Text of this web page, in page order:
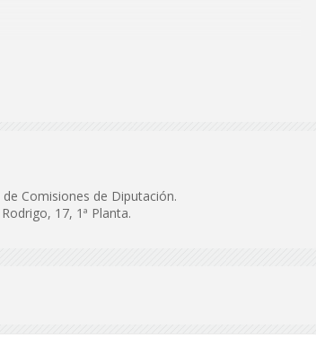
de Comisiones de Diputación.
17, 1ª Planta.